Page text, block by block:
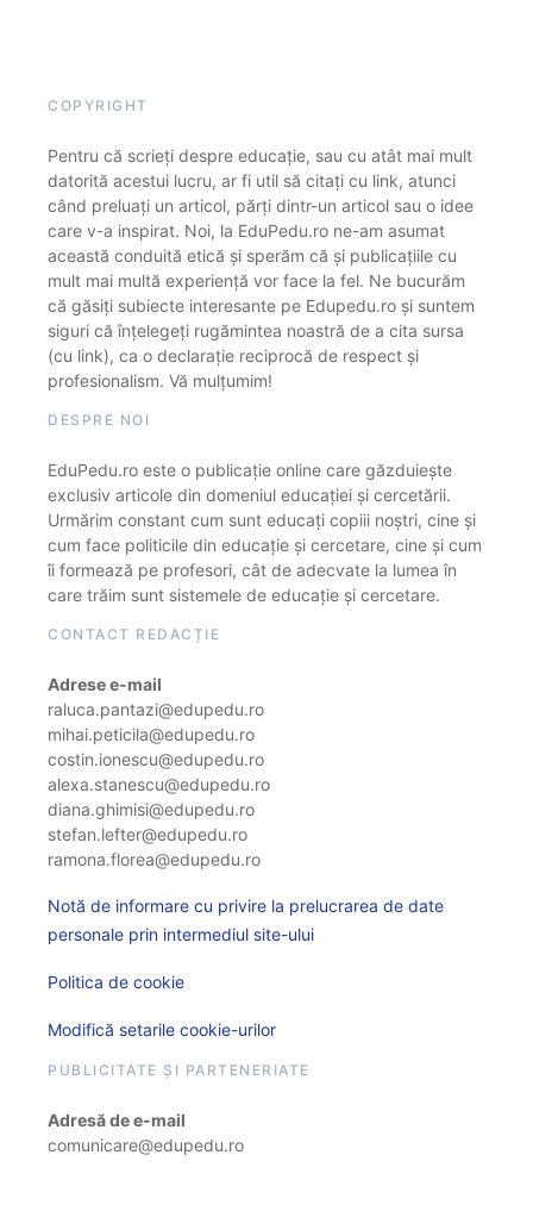
COPYRIGHT
Pentru că scrieți despre educație, sau cu atât mai mult
datorită acestui lucru, ar fi util să citați cu link, atunci
când preluați un articol, părți dintr-un articol sau o idee
care v-a inspirat. Noi, la EduPedu.ro ne-am asumat
această conduită etică și sperăm că și publicațiile cu
mult mai multă experiență vor face la fel. Ne bucurăm
că găsiți subiecte interesante pe Edupedu.ro și suntem
siguri că înțelegeți rugămintea noastră de a cita sursa
(cu link), ca o declarație reciprocă de respect și
profesionalism. Vă mulțumim!
DESPRE NOI
EduPedu.ro este o publicație online care găzduiește
exclusiv articole din domeniul educației și cercetării.
Urmărim constant cum sunt educați copiii noștri, cine și
cum face politicile din educație și cercetare, cine și cum
îi formează pe profesori, cât de adecvate la lumea în
care trăim sunt sistemele de educație și cercetare.
CONTACT REDACȚIE
Adrese e-mail
raluca.pantazi@edupedu.ro
mihai.peticila@edupedu.ro
costin.ionescu@edupedu.ro
alexa.stanescu@edupedu.ro
diana.ghimisi@edupedu.ro
stefan.lefter@edupedu.ro
ramona.florea@edupedu.ro
Notă de informare cu privire la prelucrarea de date
personale prin intermediul site-ului
Politica de cookie
Modifică setarile cookie-urilor
PUBLICITATE ȘI PARTENERIATE
Adresă de e-mail
comunicare@edupedu.ro